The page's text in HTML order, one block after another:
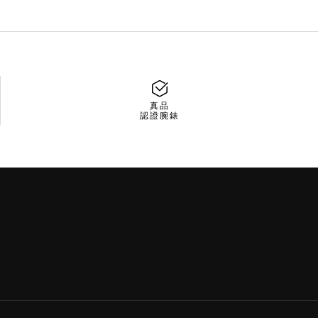
真品
認證腕錶